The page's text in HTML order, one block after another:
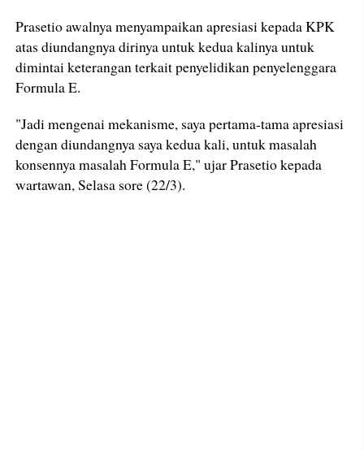
Prasetio awalnya menyampaikan apresiasi kepada KPK
atas diundangnya dirinya untuk kedua kalinya untuk
dimintai keterangan terkait penyelidikan penyelenggara
Formula E.
"Jadi mengenai mekanisme, saya pertama-tama apresiasi
dengan diundangnya saya kedua kali, untuk masalah
konsennya masalah Formula E," ujar Prasetio kepada
wartawan, Selasa sore (22/3).